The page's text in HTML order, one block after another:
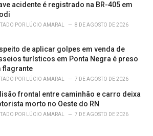
acidente é registrado na BR-405 em
POR LÚCIO AMARAL 8 DE AGOSTO DE 2026
de aplicar golpes em venda de
turísticos em Ponta Negra é preso
flagrante
POR LÚCIO AMARAL 7 DE AGOSTO DE 2026
frontal entre caminhão e carro deixa
morto no Oeste do RN
POR LÚCIO AMARAL 7 DE AGOSTO DE 2026